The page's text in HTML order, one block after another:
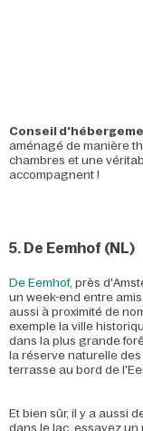
Conseil
aménagé de manière
chambres et une
accompagnent !
5. De Eemhof (NL)
De Eemhof, près
un week-end entre
aussi à proximité de
exemple la ville
dans la plus grande
la réserve naturelle
terrasse au bord de
Et bien sûr, il y a aussi
dans le lac, essayez